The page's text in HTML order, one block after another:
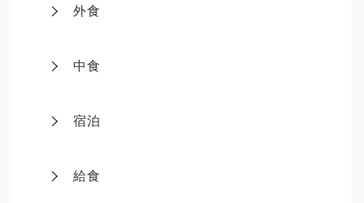
外食
中食
宿泊
給食